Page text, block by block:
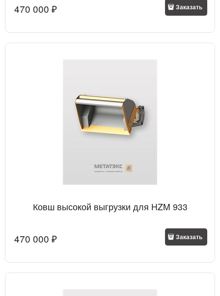
470 000 ₽ Заказать
Ковш высокой выгрузки для HZM 933
470 000 ₽ Заказать